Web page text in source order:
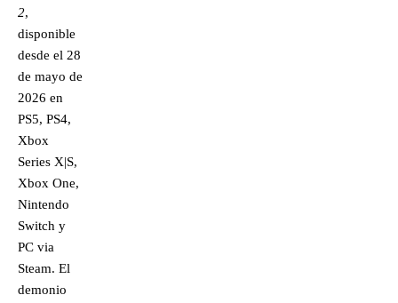
2,
disponible
desde el 28
de mayo de
2026 en
PS5, PS4,
Xbox
Series X|S,
Xbox One,
Nintendo
Switch y
PC via
Steam. El
demonio